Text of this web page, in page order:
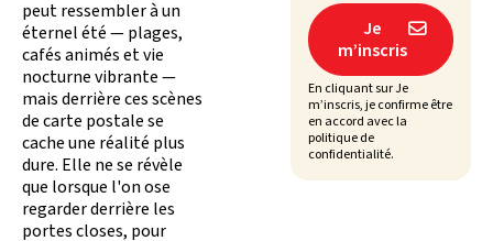
peut ressembler à un
éternel été — plages,
cafés animés et vie
nocturne vibrante —
mais derrière ces scènes
de carte postale se
cache une réalité plus
dure. Elle ne se révèle
que lorsque l'on ose
regarder derrière les
portes closes, pour
Je
m’inscris

En cliquant sur Je
m’inscris, je confirme être
en accord avec la
politique de
confidentialité.